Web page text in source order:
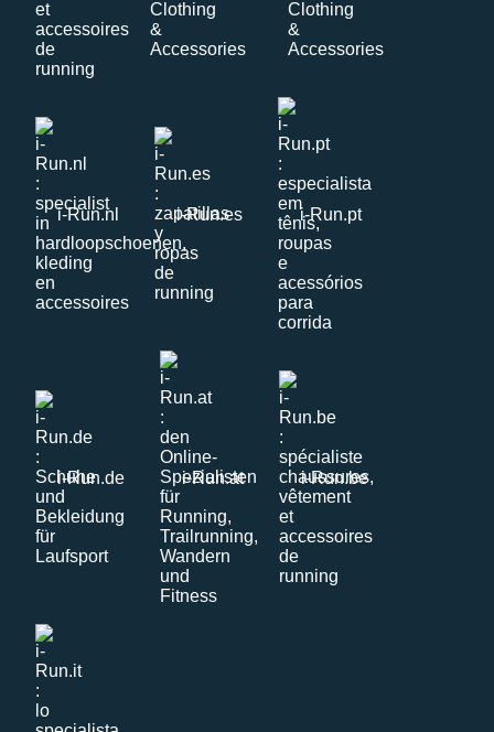
i-Run.nl i-Run.es i-Run.pt
i-Run.de i-Run.at i-Run.be